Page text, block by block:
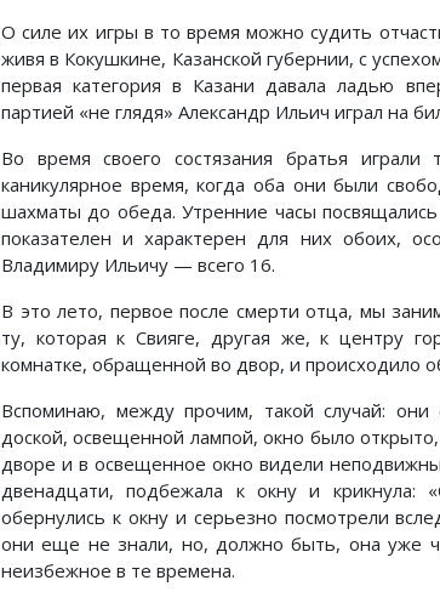
О силе их игры в то время можно судить
живя в Кокушкине, Казанской губернии, с
первая категория в Казани давала ладью
партией «не глядя» Александр Ильич играл на
Во время своего состязания братья
каникулярное время, когда оба они были
шахматы до обеда. Утренние часы
показателен и характерен для них обоих,
Владимиру Ильичу — всего 16.
В это лето, первое после смерти отца, мы
ту, которая к Свияге, другая же, к центру
комнатке, обращенной во двор, и происходило
Вспоминаю, между прочим, такой случай:
доской, освещенной лампой, окно было
дворе и в освещенное окно видели
двенадцати, подбежала к окну и крикнула:
обернулись к окну и серьезно посмотрели
они еще не знали, но, должно быть, она уже
неизбежное в те времена.